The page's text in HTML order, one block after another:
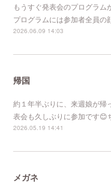
もうすぐ発表会のプログラム
プログラムには参加者全員の
2026.06.09 14:03
帰国
約１年半ぶりに、来週娘が帰
表会も久しぶりに参加です😊
2026.05.19 14:41
メガネ